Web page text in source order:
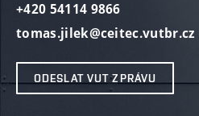
+420 54114 9866
tomas.jilek@ceitec.vutbr.cz
ODESLAT VUT ZPRÁVU